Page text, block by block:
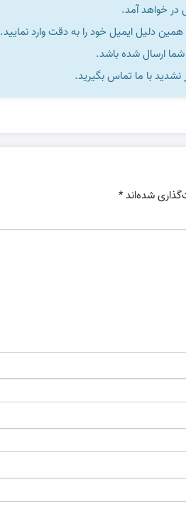
در خواهد آمد.
دلیل ایمیل خود را به دقت وارد نمایید.
نشدید با ما تماس بگیرید.
شده‌اند*